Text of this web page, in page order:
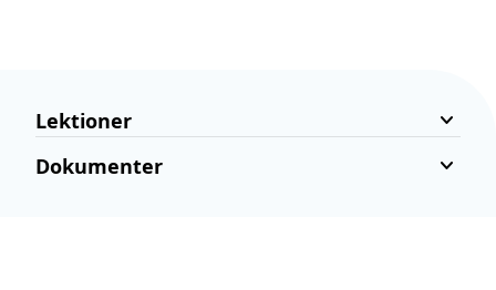
Lektioner keyboard_arrow_down
Dokumenter keyboard_arrow_down